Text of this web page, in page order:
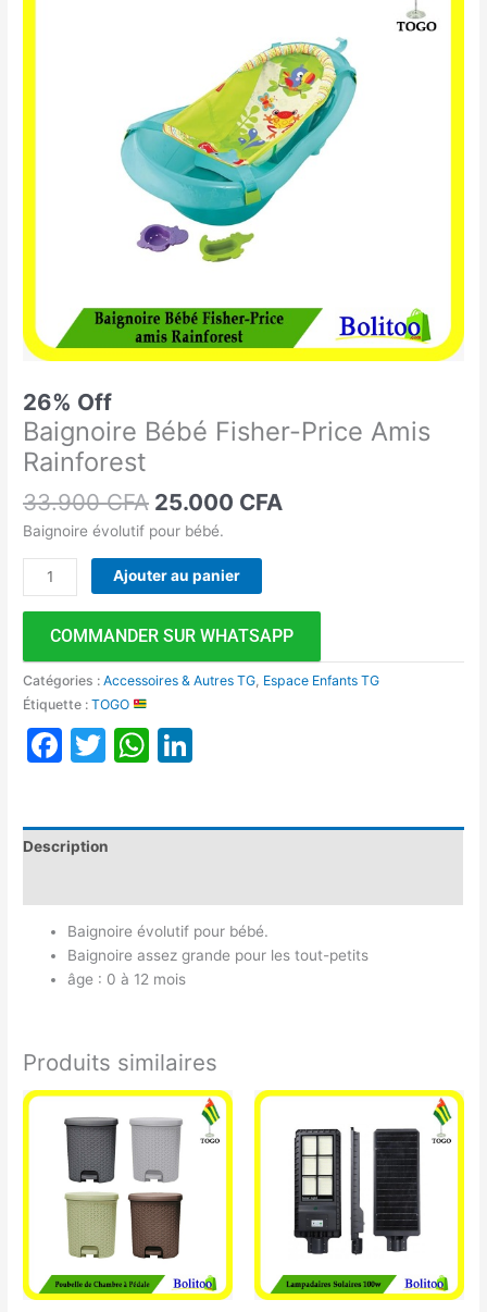
26% Off
Baignoire Bébé Fisher-Price Amis
Rainforest
33.900CFA 25.000 CFA
25.000 CFA.
Baignoire évolutif pour bébé.
Ajouter au panier
COMMANDER SUR WHATSAPP
Catégories :Accessoires & Autres TG Espace Enfants TG
Étiquette :TOGO
Facebook
TwitterWhatsApp
Description
Baignoire évolutif pour bébé.
Baignoire assez grande pour les tout-petits
âge : 0 à 12 mois
Produits similaires